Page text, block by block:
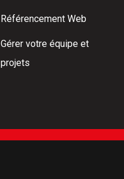
Référencement Web
Gérer votre équipe et
projets